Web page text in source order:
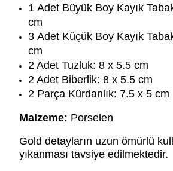
1 Adet Büyük Boy Kayık
cm
3 Adet Küçük Boy Kayık
cm
2 Adet Tuzluk: 8 x 5.5 cm
2 Adet Biberlik: 8 x 5.5 cm
2 Parça Kürdanlık: 7.5 x 5 cm
Malzeme: Porselen
Gold detayların uzun ömürlü
yıkanması tavsiye edilmektedir.